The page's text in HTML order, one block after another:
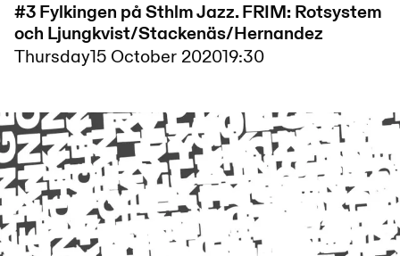
#3 Fylkingen på Sthlm Jazz. FRIM: Rotsystem
och Ljungkvist/Stackenäs/Hernandez
Thursday15 October 202019:30